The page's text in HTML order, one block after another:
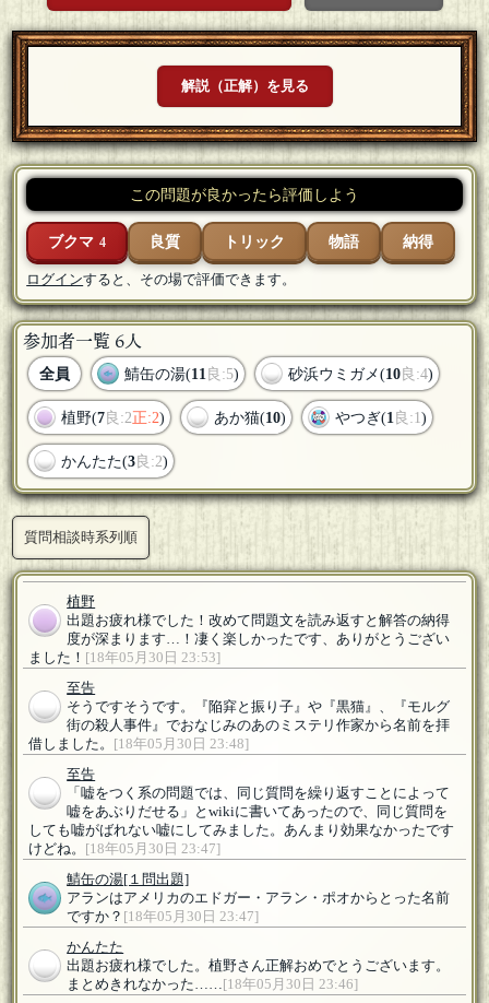
解説（正解）を見る
この問題が良かったら評価しよう
ブクマ 4 良質 トリック 物語 納得
ログインすると、その場で評価できます。
参加者一覧 6人
全員 鯖缶の湯(11良:5) 砂浜ウミガメ(10良:4)
植野(7良:2正:2) あか猫(10) やつぎ(1良:1)
かんたた(3良:2)
質問相談時系列順
植野
出題お疲れ様でした！改めて問題文を読み返すと解答の納得
度が深まります…！凄く楽しかったです、ありがとうござい
ました！ [18年05月30日 23:53]
至告
そうですそうです。『陥穽と振り子』や『黒猫』、『モルグ
街の殺人事件』でおなじみのあのミステリ作家から名前を拝
借しました。
[18年05月30日 23:48]
至告
「嘘をつく系の問題では、同じ質問を繰り返すことによって
嘘をあぶりだせる」とwikiに書いてあったので、同じ質問を
しても嘘がばれない嘘にしてみました。あんまり効果なかったです
けどね。
[18年05月30日 23:47]
鯖缶の湯[１問出題]
アランはアメリカのエドガー・アラン・ポオからとった名前
ですか？ [18年05月30日 23:47]
かんたた
出題お疲れ様でした。植野さん正解おめでとうございます。
まとめきれなかった…… [18年05月30日 23:46]